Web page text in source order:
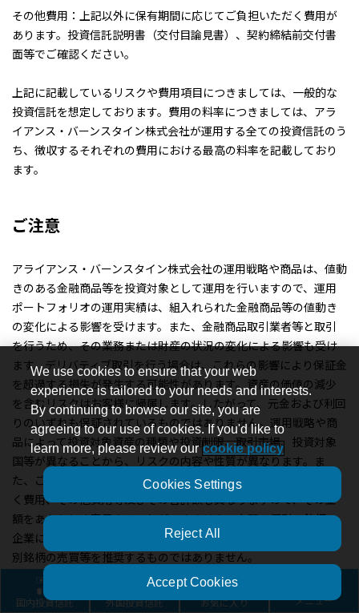
国内投資信託 外国投資信託 お気に入り メニュー
その他費用：上記以外に保有期間に応じてご負担いただく費用が
あります。投資信託説明書（交付目論見書）、契約締結前交付書
面等でご確認ください。
上記に記載しているリスクや費用項目につきましては、一般的な
投資信託を想定しております。費用の料率につきましては、アラ
イアンス・バーンスタイン株式会社が運用する全ての投資信託のう
ち、徴収するそれぞれの費用における最高の料率を記載しており
ます。
ご注意
アライアンス・バーンスタイン株式会社の運用戦略や商品は、値動
きのある金融商品等を投資対象として運用を行いますので、運用
ポートフォリオの運用実績は、組入れられた金融商品等の値動き
の変化による影響を受けます。また、金融商品取引業者等と取引
を行うため、その業務または財産の状況の変化による影響も受け
ます。デリバティブ取引を行う場合は、これらの影響により保証金
を超過する損失が発生する可能性があります。資産の価値の減少
を含むリスクはお客様に帰属します。したがって、元金および利回
りのいずれも保証されているものではありません。運用戦略や商
品によって投資対象資産の種類や投資制限、取引市場、投資対象
国等が異なることから、リスクの内容や性質が異なります。ま
た、ご投資に伴う運用報酬や保有期間中に間接的にご負担いただ
く費用、その他費用等及びその合計額も異なりますので、その金
額をあらかじめ表示することができません。上記の個別の銘柄・
企業については、あくまで説明のための例示であり、いかなる個
別銘柄の売買等を推奨するものではありません。
「株式」カテゴリー 一覧へ
We use cookies to ensure that your web
experience is tailored to your needs and interests.
By continuing to browse our site, you are
agreeing to our use of cookies. If you'd like to
learn more, please review our cookie policy
Cookies Settings
Reject All
Accept Cookies